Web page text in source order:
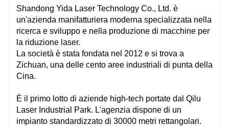
Shandong Yida Laser Technology Co., Ltd. è
un'azienda manifatturiera moderna specializzata nella
ricerca e sviluppo e nella produzione di macchine per
la riduzione laser.
La società è stata fondata nel 2012 e si trova a
Zichuan, una delle cento aree industriali di punta della
Cina.
È il primo lotto di aziende high-tech portate dal Qilu
Laser Industrial Park. L'agenzia dispone di un
impianto standardizzato di 30000 metri rettangolari.